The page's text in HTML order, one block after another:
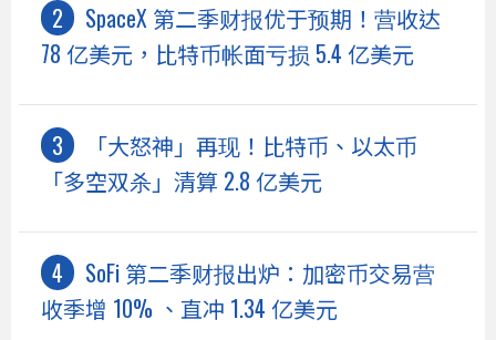
SpaceX 第二季财报优于预期！营收达
78 亿美元，比特币帐面亏损 5.4 亿美元
「大怒神」再现！比特币、以太币
「多空双杀」清算 2.8 亿美元
SoFi 第二季财报出炉：加密币交易营
收季增 10% 、直冲 1.34 亿美元